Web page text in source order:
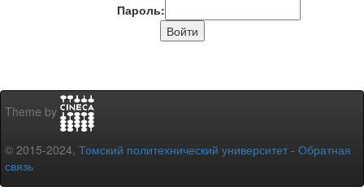
Пароль:
Theme by
© 2015-2024, Томский политехнический университет - Обратная
связь